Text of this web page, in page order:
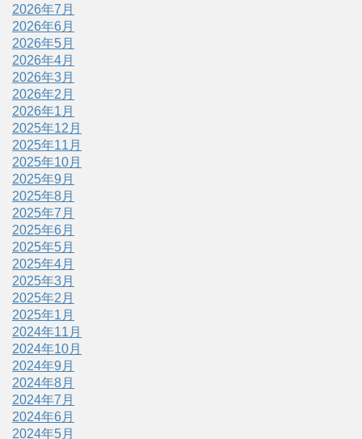
2026年7月
2026年6月
2026年5月
2026年4月
2026年3月
2026年2月
2026年1月
2025年12月
2025年11月
2025年10月
2025年9月
2025年8月
2025年7月
2025年6月
2025年5月
2025年4月
2025年3月
2025年2月
2025年1月
2024年11月
2024年10月
2024年9月
2024年8月
2024年7月
2024年6月
2024年5月